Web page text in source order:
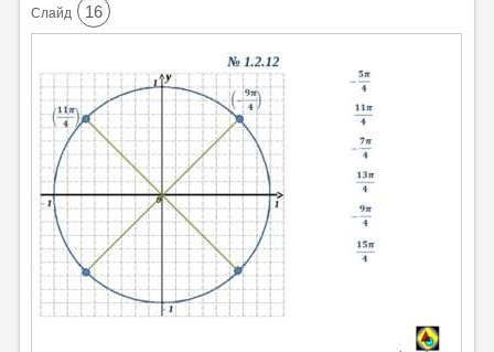
Cлайд 16